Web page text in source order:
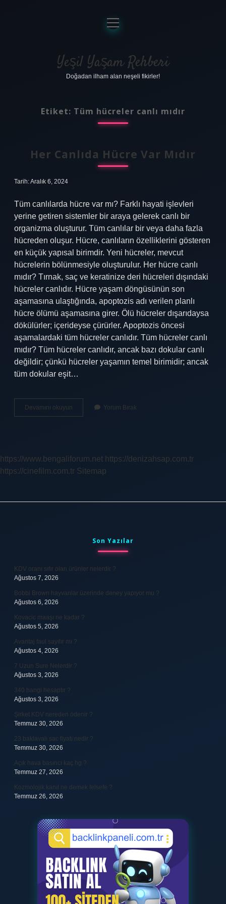
Anasayfa
Gizlilik Politikası
Yasal Uyarı
menüyü
aç
Yeşil Yaşam Rehberi
Doğadan ilham alan neşeli fikirler!
Etiket: Tüm hücreler canlı mıdır
Her Canlıda Hücre Var Mıdır
Tarih: Aralık 6, 2024
Tüm canlılarda hücre var mı? Farklı hayati işlevleri
yerine getiren sistemler bir araya gelerek canlı bir
organizma oluşturur. Tüm canlılar bir veya daha fazla
hücreden oluşur. Hücre, canlıların özelliklerini gösteren
en küçük yapısal birimdir. Yeni hücreler, mevcut
hücrelerin bölünmesiyle oluşturulur. Her hücre canlı
mıdır? Tırnak, saç ve keratinize deri hücreleri dışındaki
hücreler canlıdır. Hücre yaşam döngüsünün son
aşamasına ulaştığında, apoptozis adı verilen planlı
hücre ölümü aşamasına girer. Ölü hücreler dışarıdaysa
dökülürler; içerideyse çürürler. Apoptozis öncesi
aşamalardaki tüm hücreler canlıdır. Tüm hücreler canlı
mıdır? Tüm hücreler canlıdır, ancak bazı dokular canlı
değildir; çünkü hücreler yaşamın temel birimidir; ancak
tüm dokular eşit…
Devamını okuyun
Canlıda
Yorum Bırak
https://www.bengaliforum.net https://denizahsap.com.tr
https://cinefilm.com.tr Sitemap
Son Yazılar
KDV oranı sıfır olan ürünler nelerdir ?
Ağustos 7, 2026
Bobbi Brown hayvanlar üzerinde deney yapıyor mu ?
Ağustos 6, 2026
Kovacic maaşı ne kadar ?
Ağustos 5, 2026
Avantaj faul sayılır mı ?
Ağustos 4, 2026
7 Uzun Sure Nelerdir ?
Ağustos 3, 2026
340 hangi hesaptır ?
Ağustos 3, 2026
Şirket KDV nereden ödenir ?
Temmuz 30, 2026
23 baklavalı sac fiyatı nedir ?
Temmuz 30, 2026
Açık hava basıncı kaç hg ?
Temmuz 27, 2026
Kozmolojik kanıt ne demek felsefe ?
Temmuz 26, 2026